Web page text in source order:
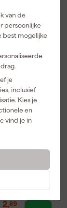
van de
persoonlijke
best mogelijke
je
inclusief
Kies je
en
vind je in
Milwaukee
Gegalvaniseer
2,89